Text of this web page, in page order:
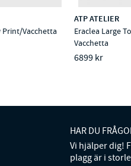
Vacchetta
ATP ATELIER
Eraclea Large
Vacchetta
6899 kr
HAR DU
Vi hjälper dig!
plagg är i